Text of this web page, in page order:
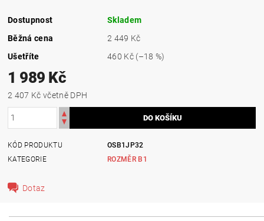
Dostupnost
Skladem
Běžná cena
2 449 Kč
Ušetříte
460 Kč (–18 %)
1 989 Kč
2 407 Kč včetně DPH
KÓD PRODUKTU
OSB1JP32
KATEGORIE
ROZMĚR B1
Dotaz